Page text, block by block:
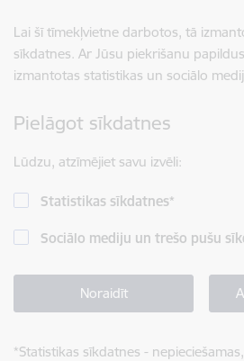
Lai šī tīmekļvietne darbotos, tā
sīkdatnes. Ar Jūsu piekrišanu
izmantotas statistikas un sociālo
Pielāgot sīkdatnes
Lūdzu, atzīmējiet savu izvēli:
Statistikas sīkdatnes*
Sociālo mediju un trešo pušu
Noraidīt
*Statistikas sīkdatnes -